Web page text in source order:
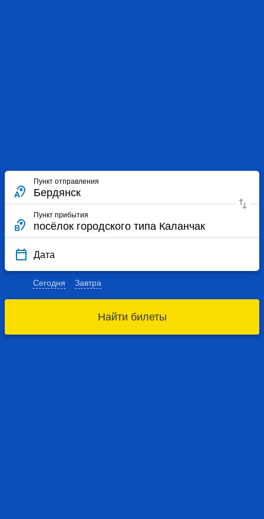
Пункт отправления
Пункт прибытия
Дата
Сегодня Завтра
Найти билеты